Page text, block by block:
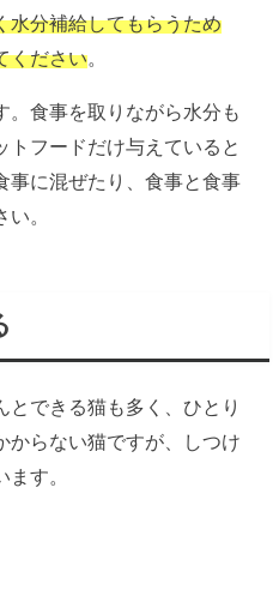
水分補給してもらうため
ください。
。食事を取りながら水分も
トフードだけ与えていると
事に混ぜたり、食事と食事
。
とできる猫も多く、ひとり
からない猫ですが、しつけ
す。